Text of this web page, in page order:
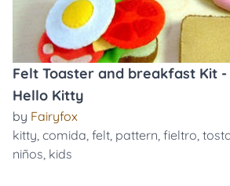
Felt Toaster and breakfast Kit
Hello Kitty
by Fairyfox
kitty, comida, felt, pattern, fieltro,
niños, kids